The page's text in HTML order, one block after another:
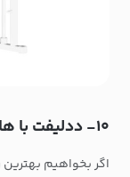
۱۰- ددلیفت با هالتر
اگر بخواهیم